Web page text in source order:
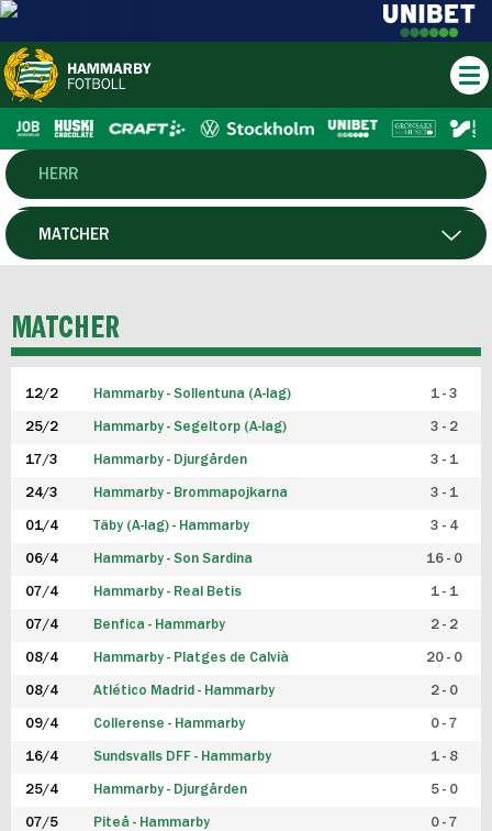
HERR
DAM
P19
F19
FUTSAL HERR
FUTSAL DAM
MATCHER
MATCHER
12/2 Hammarby - Sollentuna (A-lag) 1 - 3
25/2 Hammarby - Segeltorp (A-lag) 3 - 2
17/3 Hammarby - Djurgården 3 - 1
24/3 Hammarby - Brommapojkarna 3 - 1
01/4 Täby (A-lag) - Hammarby 3 - 4
06/4 Hammarby - Son Sardina 16 - 0
07/4 Hammarby - Real Betis 1 - 1
07/4 Benfica - Hammarby 2 - 2
08/4 Hammarby - Platges de Calvià 20 - 0
08/4 Atlético Madrid - Hammarby 2 - 0
09/4 Collerense - Hammarby 0 - 7
16/4 Sundsvalls DFF - Hammarby 1 - 8
25/4 Hammarby - Djurgården 5 - 0
07/5 Piteå - Hammarby 0 - 7